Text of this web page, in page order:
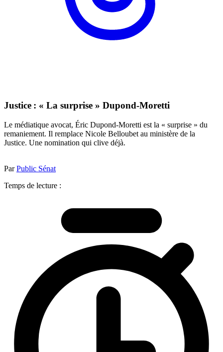
Justice : « La surprise » Dupond-Moretti
Le médiatique avocat, Éric Dupond-Moretti est la « surprise » du
remaniement. Il remplace Nicole Belloubet au ministère de la
Justice. Une nomination qui clive déjà.
ParPublic Sénat
Temps de lecture :